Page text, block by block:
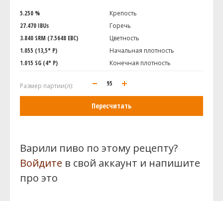
5.250 %
Крепость
27.470 IBUs
Горечь
3.840 SRM (7.5648 EBC)
Цветность
1.055 (13,5° P)
Начальная плотность
1.015 SG (4° P)
Конечная плотность
Размер партии(л):
Пересчитать
Варили пиво по этому рецепту?
Войдите в свой аккаунт и напишите
про это